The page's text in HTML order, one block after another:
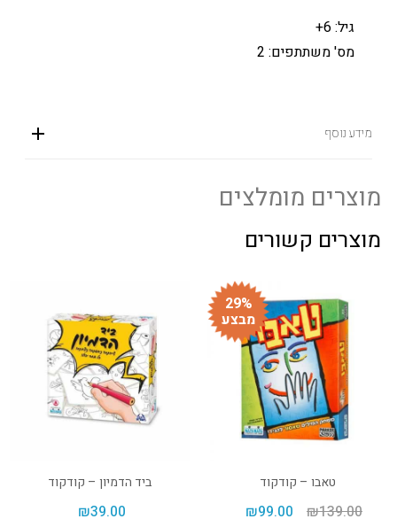
גיל: 6+
מס' משתתפים: 2
מידע נוסף
מוצרים מומלצים
מוצרים קשורים
29%
מבצע
טאבו – קודקוד
₪139.00
₪99.00
ביד הדמיון – קודקוד
₪39.00